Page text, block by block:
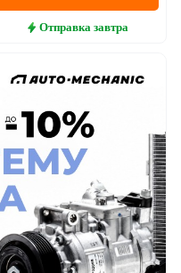
Отправка завтра